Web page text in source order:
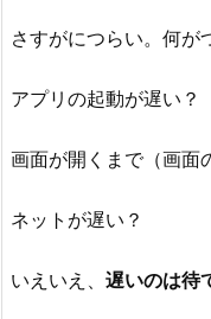
さすがにつらい。何が
アプリの起動が遅い？
画面が開くまで（画面
ネットが遅い？
いえいえ、 遅いのは待